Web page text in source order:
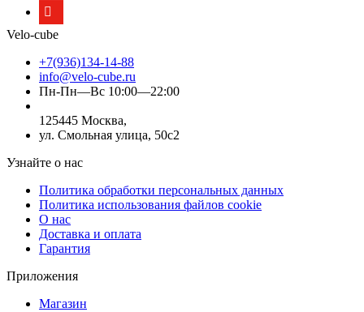
Velo-cube
+7(936)134-14-88
info@velo-cube.ru
Пн-Пн—Вс 10:00—22:00
125445 Москва,
ул. Смольная улица, 50с2
Узнайте о нас
Политика обработки персональных данных
Политика использования файлов cookie
О нас
Доставка и оплата
Гарантия
Приложения
Магазин